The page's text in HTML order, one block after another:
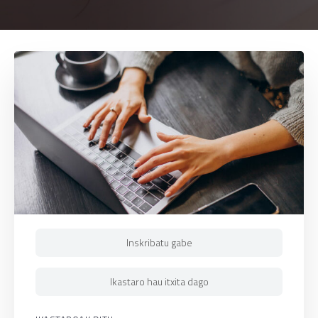
Inskribatu gabe
Ikastaro hau itxita dago